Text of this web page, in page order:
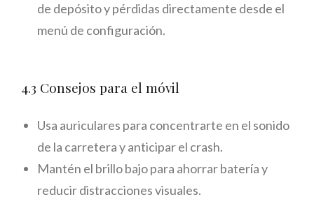
de depósito y pérdidas directamente desde el
menú de configuración.
4.3 Consejos para el móvil
Usa auriculares para concentrarte en el sonido
de la carretera y anticipar el crash.
Mantén el brillo bajo para ahorrar batería y
reducir distracciones visuales.